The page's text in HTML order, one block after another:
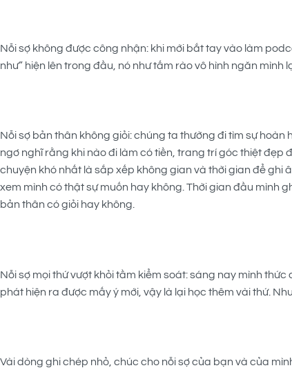
Nỗi sợ không được công nhận: khi mới bắt tay vào làm
như” hiện lên trong đầu, nó như tấm rào vô hình ngăn mình
Nỗi sợ bản thân không giỏi: chúng ta thường đi tìm sự
ngơ nghĩ rằng khi nào đi làm có tiền, trang trí góc thiệt đẹp
chuyện khó nhất là sắp xếp không gian và thời gian để ghi
xem mình có thật sự muốn hay không. Thời gian đầu mình
bản thân có giỏi hay không.
Nỗi sợ mọi thứ vượt khỏi tầm kiểm soát: sáng nay mình
phát hiện ra được mấy ý mới, vậy là lại học thêm vài thứ.
Vài dòng ghi chép nhỏ, chúc cho nỗi sợ của bạn và của